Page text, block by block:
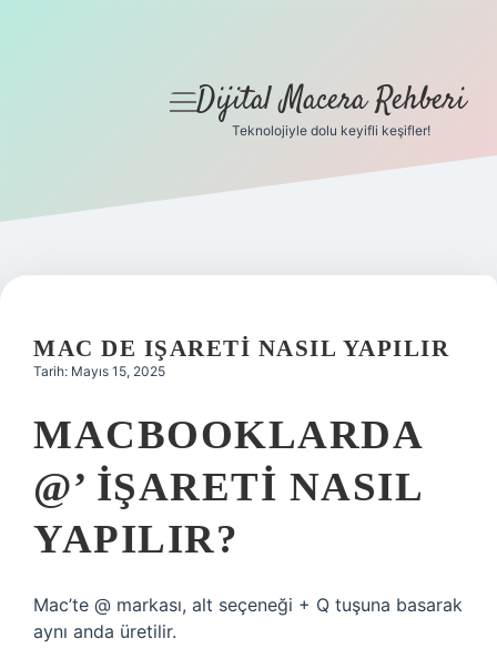
Gizlilik Politikası
Yasal Uyarı
menüyü
Dijital Macera Rehberi
Teknolojiyle dolu keyifli keşifler!
MAC DE IŞARETI NASIL YAPILIR
Tarih: Mayıs 15, 2025
MACBOOKLARDA
@’ IŞARETI NASIL
YAPILIR?
Mac’te @ markası, alt seçeneği + Q tuşuna basarak
aynı anda üretilir.